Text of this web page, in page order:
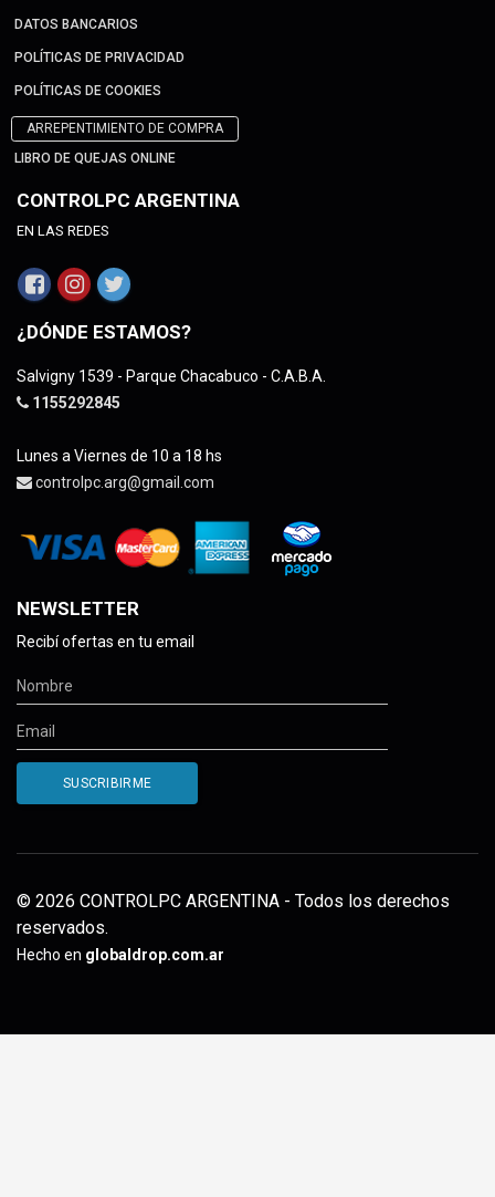
DATOS BANCARIOS
POLÍTICAS DE PRIVACIDAD
POLÍTICAS DE COOKIES
ARREPENTIMIENTO DE COMPRA
LIBRO DE QUEJAS ONLINE
CONTROLPC ARGENTINA
EN LAS REDES
¿DÓNDE ESTAMOS?
Salvigny 1539 - Parque Chacabuco - C.A.B.A.
1155292845
Lunes a Viernes de 10 a 18 hs
controlpc.arg@gmail.com
NEWSLETTER
Recibí ofertas en tu email
© 2026 CONTROLPC ARGENTINA - Todos los derechos
reservados.
Hecho en globaldrop.com.ar